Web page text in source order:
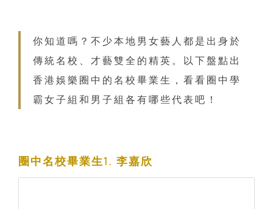
你知道嗎？不少本地男女藝人都是出身於
傳統名校、才藝雙全的精英。以下盤點出
香港娛樂圈中的名校畢業生，看看圈中學
霸女子組和男子組各有哪些代表吧！
圈中名校畢業生1. 李嘉欣